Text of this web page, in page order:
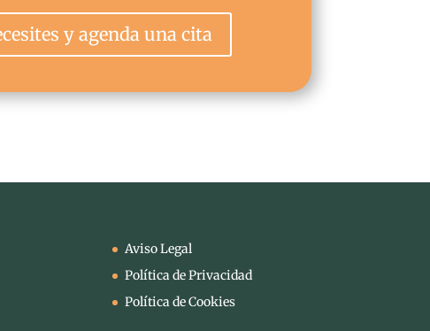
y agenda una cita
Aviso Legal
Política de Privacidad
Política de Cookies